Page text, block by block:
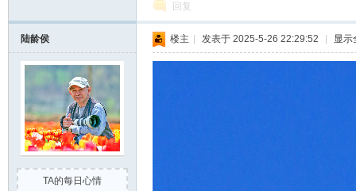
回复
陆龄侯
TA的每日心情
楼主 发表于 2025-5-26 22:29:52 显示